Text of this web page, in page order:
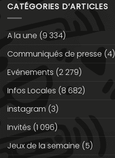
CATÉGORIES D’ARTICLES
A la une (9 334)
Communiqués de presse (4)
Evénements (2 279)
Infos Locales (8 682)
instagram (3)
Invités (1 096)
Jeux de la semaine (5)